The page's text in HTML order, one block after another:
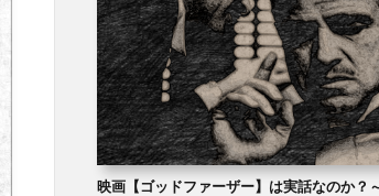
映画【ゴッドファーザー】は実話なのか？